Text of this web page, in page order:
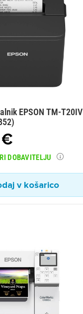
EPSON TM-T20IV
DOBAVITELJU
v košarico